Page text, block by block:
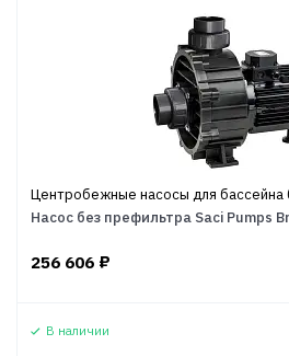
Центробежные насосы для бассейна
Насос без префильтра Saci Pumps
256 606 ₽
В наличии